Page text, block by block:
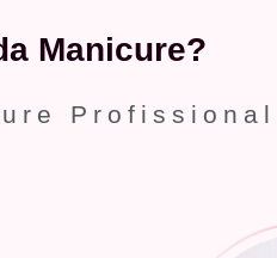
Manicure?
Profissional